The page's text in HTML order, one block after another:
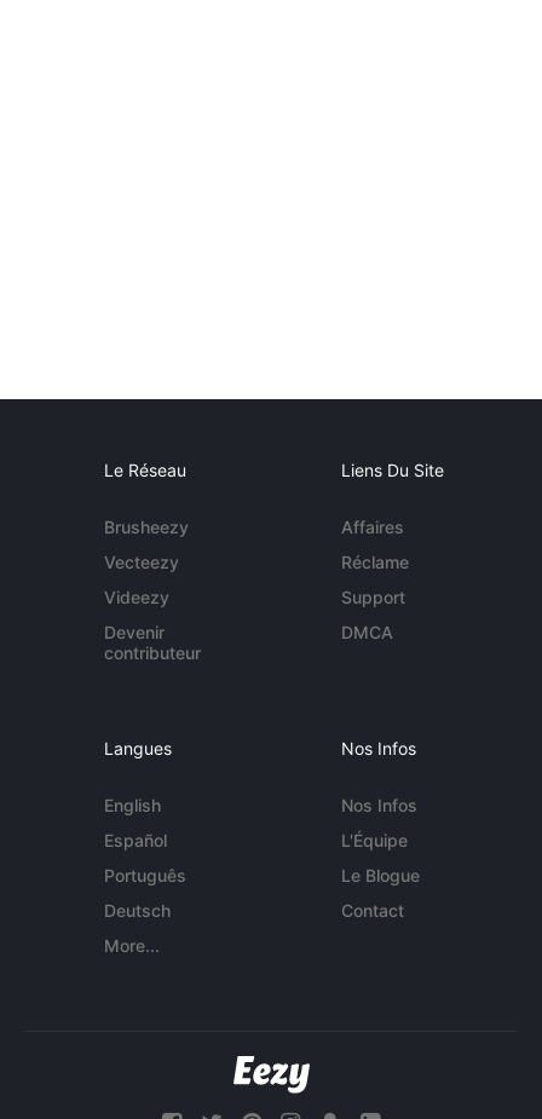
Le Réseau
Brusheezy
Vecteezy
Videezy
Devenir
contributeur
Liens Du Site
Affaires
Réclame
Support
DMCA
Langues
English
Español
Português
Deutsch
More...
Nos Infos
Nos Infos
L'Équipe
Le Blogue
Contact